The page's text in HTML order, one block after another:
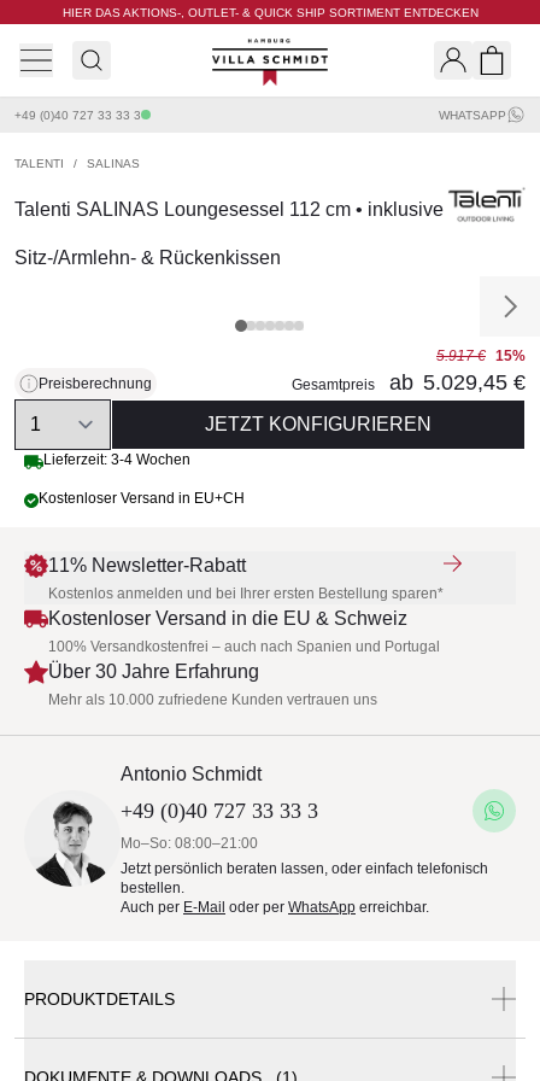
HIER DAS AKTIONS-, OUTLET- & QUICK SHIP SORTIMENT ENTDECKEN
Villa Schmidt
+49 (0)40 727 33 33 3 WHATSAPP
TALENTI / SALINAS
Talenti SALINAS Loungesessel 112 cm • inklusive
Sitz-/Armlehn- & Rückenkissen
Preisberechnung
5.917 € 15%
Gesamtpreis
ab 5.029,45 €
Quantity
JETZT KONFIGURIEREN
Lieferzeit: 3-4 Wochen
Kostenloser Versand in EU+CH
11% Newsletter-Rabatt
Kostenlos anmelden und bei Ihrer ersten Bestellung sparen*
Kostenloser Versand in die EU & Schweiz
100% Versandkostenfrei – auch nach Spanien und Portugal
Über 30 Jahre Erfahrung
Mehr als 10.000 zufriedene Kunden vertrauen uns
Antonio Schmidt
+49 (0)40 727 33 33 3
Mo–So: 08:00–21:00
Jetzt persönlich beraten lassen, oder einfach telefonisch
bestellen.
Auch per E-Mail oder per WhatsApp erreichbar.
PRODUKTDETAILS
DOKUMENTE & DOWNLOADS (1)